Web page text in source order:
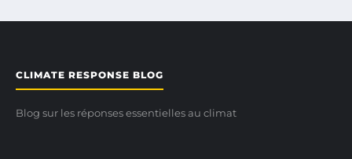
CLIMATE RESPONSE BLOG
Blog sur les réponses essentielles au climat